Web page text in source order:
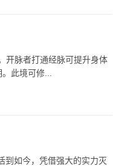
开脉者打通经脉可提升身体
此境可修...
到如今，凭借强大的实力灭